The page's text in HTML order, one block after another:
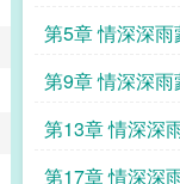
第5章 情深深雨
第9章 情深深雨
第13章 情深深
第17章 情深深